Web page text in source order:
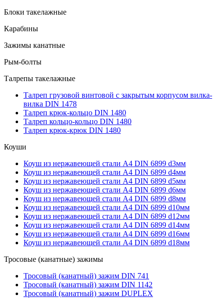
Блоки такелажные
Карабины
Зажимы канатные
Рым-болты
Талрепы такелажные
Талреп грузовой винтовой с закрытым корпусом вилка-
вилка DIN 1478
Талреп крюк-кольцо DIN 1480
Талреп кольцо-кольцо DIN 1480
Талреп крюк-крюк DIN 1480
Коуши
Коуш из нержавеющей стали А4 DIN 6899 d3мм
Коуш из нержавеющей стали А4 DIN 6899 d4мм
Коуш из нержавеющей стали А4 DIN 6899 d5мм
Коуш из нержавеющей стали А4 DIN 6899 d6мм
Коуш из нержавеющей стали А4 DIN 6899 d8мм
Коуш из нержавеющей стали А4 DIN 6899 d10мм
Коуш из нержавеющей стали А4 DIN 6899 d12мм
Коуш из нержавеющей стали А4 DIN 6899 d14мм
Коуш из нержавеющей стали А4 DIN 6899 d16мм
Коуш из нержавеющей стали А4 DIN 6899 d18мм
Тросовые (канатные) зажимы
Тросовый (канатный) зажим DIN 741
Тросовый (канатный) зажим DIN 1142
Тросовый (канатный) зажим DUPLEX